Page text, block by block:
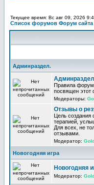
Текущее время: Вс авг 09, 2026
Список форумов Форум сайта
Админраздел.
Правила
посвящен этот
Модераторы:
Отзывы о
Цель создания
терапией,
Для всех, не
отзывами.
Модератор:
Новогодняя игра
Новогодняя
Модератор: